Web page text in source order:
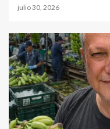
julio 30, 2026